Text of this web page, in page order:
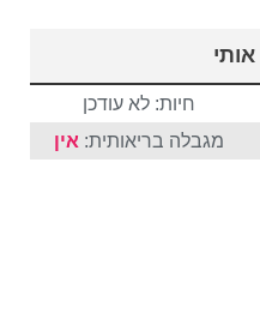
חיות: לא עודכן
מגבלה בריאותית: אין